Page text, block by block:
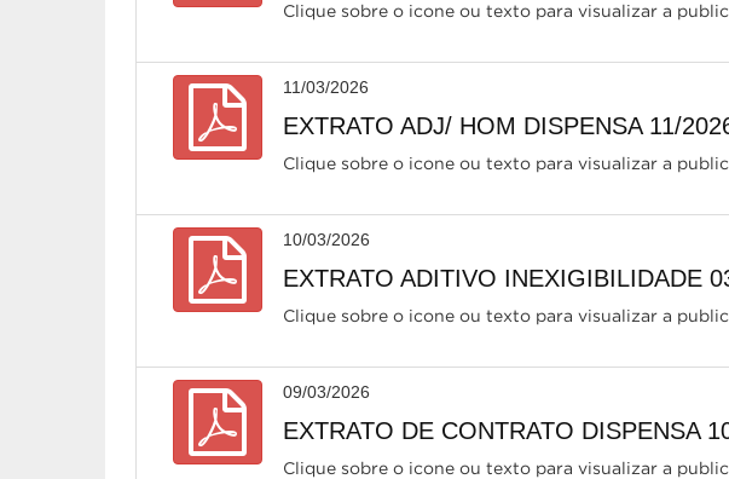
Clique sobre o icone ou texto para visualizar a
11/03/2026
EXTRATO ADJ/ HOM DISPENSA 11/
Clique sobre o icone ou texto para visualizar a
10/03/2026
EXTRATO ADITIVO INEXIGIBILIDADE
Clique sobre o icone ou texto para visualizar a
09/03/2026
EXTRATO DE CONTRATO DISPENSA
Clique sobre o icone ou texto para visualizar a